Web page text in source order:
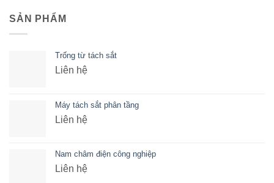
SẢN PHẨM
Trống từ tách sắt
Liên hệ
Máy tách sắt phân tầng
Liên hệ
Nam châm điện công nghiệp
Liên hệ